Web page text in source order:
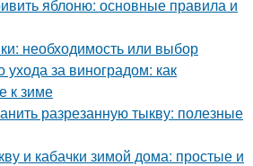
яблоню: основные правила и
необходимость или выбор
ухода за виноградом: как
к зиме
разрезанную тыкву: полезные
и кабачки зимой дома: простые и